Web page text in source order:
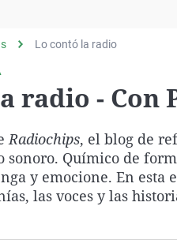
Operación Viuda
Negra
Navarra
Lo contó la radio
radio - Con
Radiochips, el blog de
Químico de
y emocione. En
las voces y las